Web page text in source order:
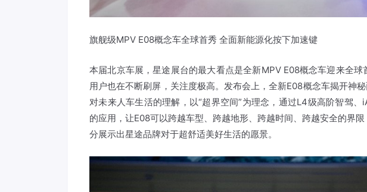
旗舰级MPV E08概念车全球首秀 全面新能源化按下加速键
本届北京车展，星途展台的最大看点是全新MPV E08概念车迎来全
用户也在不断刷屏，关注度极高。发布会上，全新E08概念车揭开神
对未来人车生活的理解，以“超界空间”为理念，通过L4级高阶智驾、
的应用，让E08可以跨越车型、跨越地形、跨越时间、跨越安全的界
分展示出星途品牌对于超舒适美好生活的愿景。